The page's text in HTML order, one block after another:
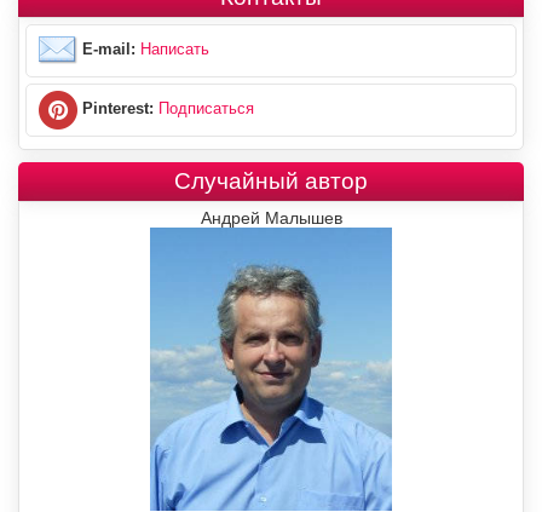
E-mail: Написать
Pinterest: Подписаться
Случайный автор
Андрей Малышев